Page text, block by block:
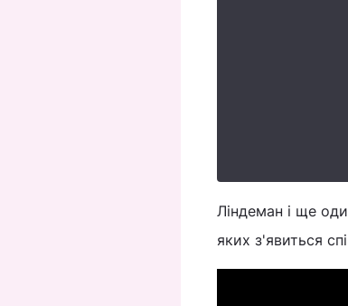
Ліндеман і ще
яких з'явиться